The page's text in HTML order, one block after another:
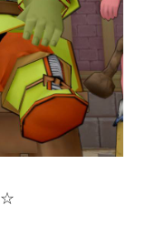
☆